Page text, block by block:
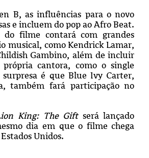
B, as influências para o novo
e incluem do pop ao Afro Beat.
filme contará com grandes
musical, como Kendrick Lamar,
Gambino, além de incluir
própria cantora, como o single
é que Blue Ivy Carter,
também fará participação no
King: The Gift será lançado
dia em que o filme chega
Unidos.